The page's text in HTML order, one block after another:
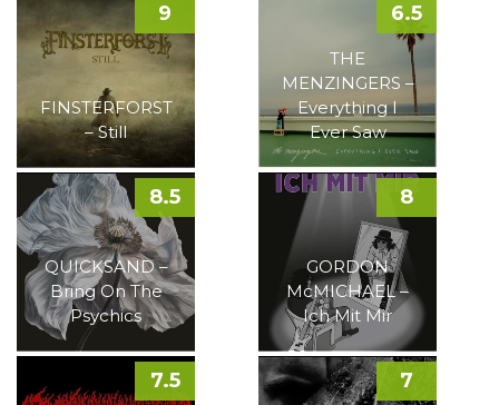
FINSTERFORST
– Still
9
THE
MENZINGERS –
Everything I
Ever Saw
6.5
QUICKSAND –
Bring On The
Psychics
8.5
GORDON
McMICHAEL –
Ich Mit Mir
8
7.5 7